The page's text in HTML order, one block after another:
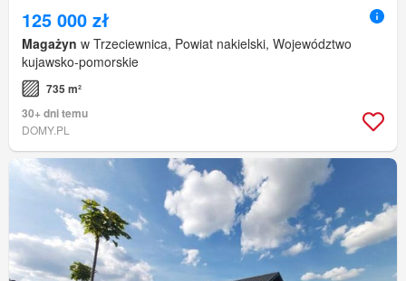
125 000 zł
Magażyn w Trzeciewnica, Powiat nakielski, Województwo
kujawsko-pomorskie
735 m²
30+ dni temu
DOMY.PL